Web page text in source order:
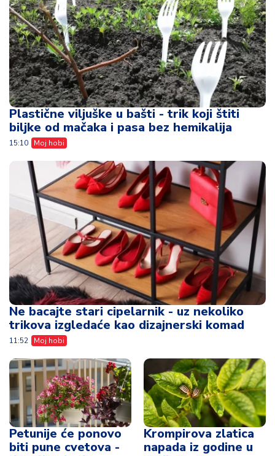
Plastične viljuške u bašti - trik koji štiti
biljke od mačaka i pasa bez hemikalija
15:10 Moj hobi
Ne bacajte stari cipelarnik - uz nekoliko
trikova izgledaće kao dizajnerski komad
11:52 Moj hobi
Petunije će ponovo
biti pune cvetova -
Krompirova zlatica
napada iz godine u